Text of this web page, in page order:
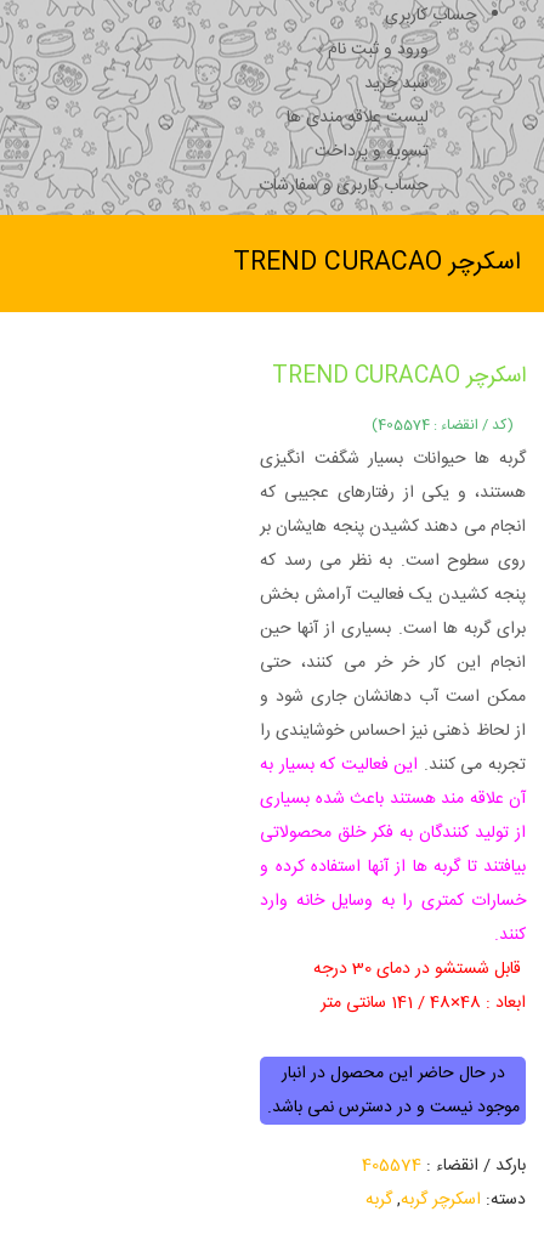
حساب کاربری
ورود و ثبت نام
سبد خرید
لیست علاقه مندی ها
تسویه و پرداخت
حساب کاربری و سفارشات
اسکرچر TREND CURACAO
اسکرچر TREND CURACAO
(کد / انقضاء : 405574)
گربه ها حیوانات بسیار شگفت انگیزی
هستند، و یکی از رفتارهای عجیبی که
انجام می دهند کشیدن پنجه هایشان بر
روی سطوح است. به نظر می رسد که
پنجه کشیدن یک فعالیت آرامش بخش
برای گربه ها است. بسیاری از آنها حین
انجام این کار خر خر می کنند، حتی
ممکن است آب دهانشان جاری شود و
از لحاظ ذهنی نیز احساس خوشایندی را
تجربه می کنند. این فعالیت که بسیار به
آن علاقه مند هستند باعث شده بسیاری
از تولید کنندگان به فکر خلق محصولاتی
بیافتند تا گربه ها از آنها استفاده کرده و
خسارات کمتری را به وسایل خانه وارد
کنند.
قابل شستشو در دمای 30 درجه
ابعاد : 48×48 / 141 سانتی متر
در حال حاضر این محصول در انبار
موجود نیست و در دسترس نمی باشد.
بارکد / انقضاء :405574
دسته: اسکرچر گربه,گربه